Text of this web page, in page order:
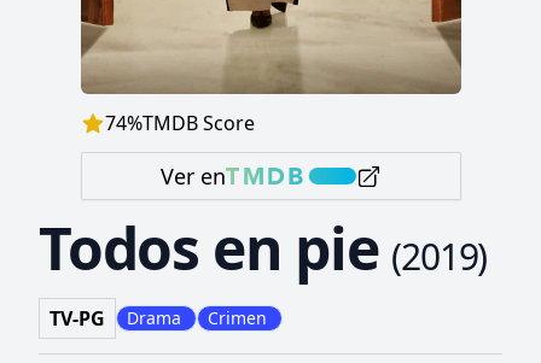
74%TMDB Score
Ver en
Todos en pie (2019)
TV-PG Drama Crimen